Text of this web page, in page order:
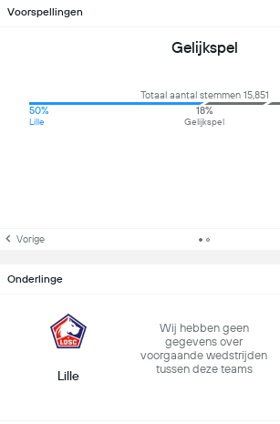
Voorspellingen
Gelijkspel
Totaal aantal stemmen 15,851
50%
Lille
18%
Gelijkspel
Vorige
Onderlinge
Lille
Wij hebben geen
gegevens over
voorgaande wedstrijden
tussen deze teams